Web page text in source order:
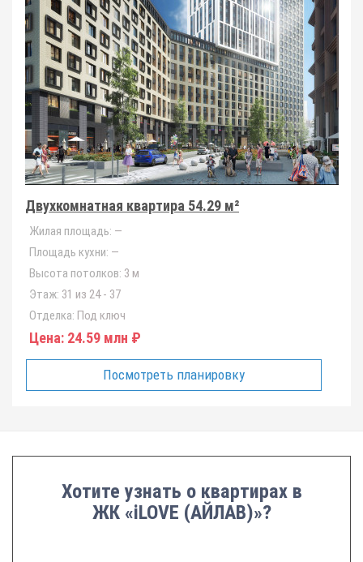
Двухкомнатная квартира 54.29 м²
Жилая площадь: —
Площадь кухни: —
Высота потолков: 3 м
Этаж: 31 из 24 - 37
Отделка: Под ключ
Цена: 24.59 млн ₽
Посмотреть планировку
Хотите узнать о квартирах в
ЖК «iLOVE (АЙЛАВ)»?